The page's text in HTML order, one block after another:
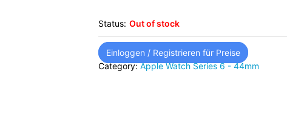
Status: Out of stock
Einloggen / Registrieren für Preise
Category:Apple Watch Series 6 - 44mm